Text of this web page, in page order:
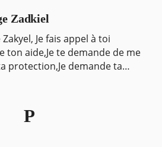
Zadkiel
Je fais appel à toi
ton aide,Je te demande de me
protection,Je demande ta
P